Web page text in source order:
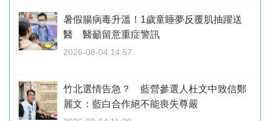
暑假腸病毒升溫！1歲童睡夢反覆肌抽躍送
醫 醫籲留意重症警訊
2026-08-04 14:57
竹北選情告急？ 藍營參選人杜文中致信鄭
麗文：藍白合作絕不能喪失尊嚴